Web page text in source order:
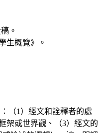
。
生概覽》。
（1）經文和詮釋者的處
架或世界觀、（3）經文的